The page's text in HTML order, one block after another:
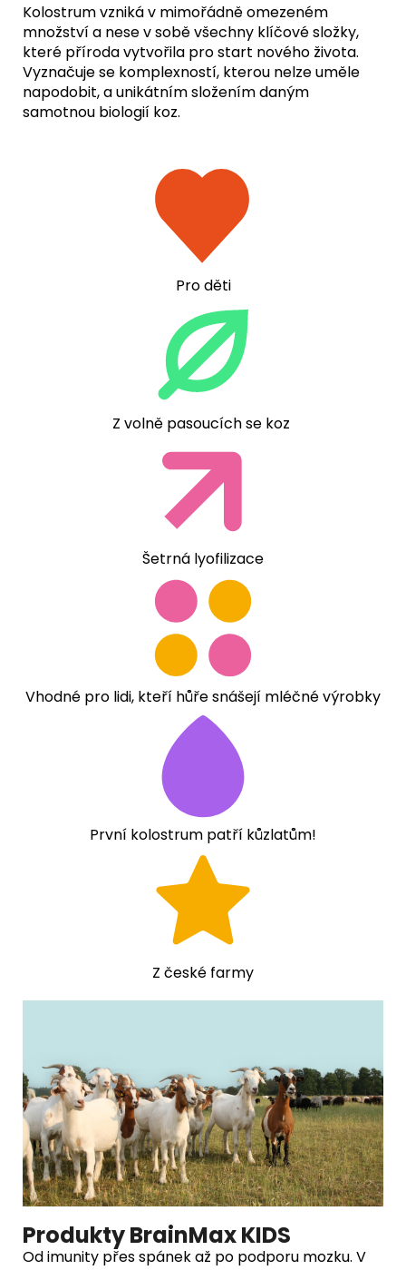
Kolostrum vzniká v mimořádně omezeném
množství a nese v sobě všechny klíčové složky,
které příroda vytvořila pro start nového života.
Vyznačuje se komplexností, kterou nelze uměle
napodobit, a unikátním složením daným
samotnou biologií koz.
Pro děti
Z volně pasoucích se koz
Šetrná lyofilizace
Vhodné pro lidi, kteří hůře snášejí mléčné výrobky
První kolostrum patří kůzlatům!
Z české farmy
Produkty BrainMax KIDS
Od imunity přes spánek až po podporu mozku. V